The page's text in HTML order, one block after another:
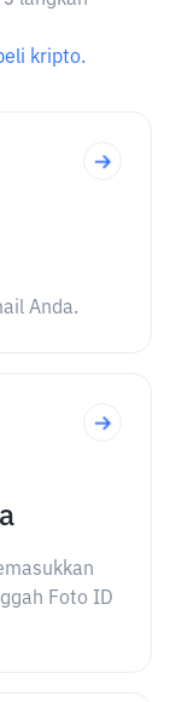
kripto.
Anda.
Foto ID